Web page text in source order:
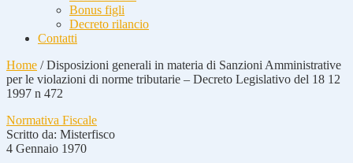
Bonus figli
Decreto rilancio
Contatti
Home /Disposizioni generali in materia di Sanzioni Amministrative
per le violazioni di norme tributarie – Decreto Legislativo del 18 12
1997 n 472
Normativa Fiscale
Scritto da: Misterfisco
4 Gennaio 1970